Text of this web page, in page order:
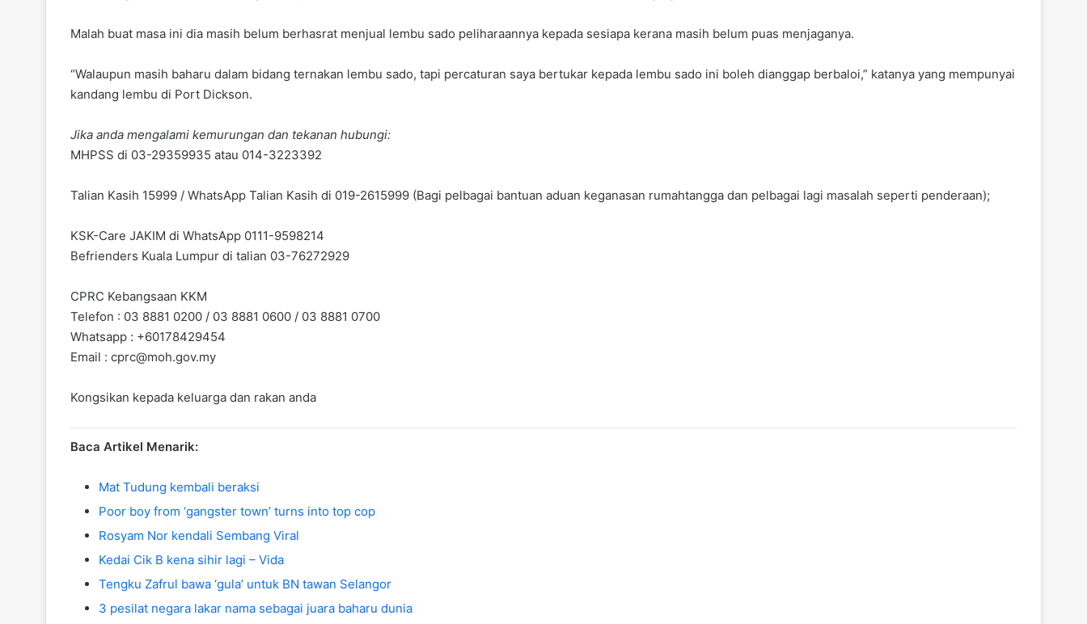
Malah buat masa ini dia masih belum berhasrat menjual lembu sado peliharaannya kepada sesiapa kerana masih belum puas menjaganya.
“Walaupun masih baharu dalam bidang ternakan lembu sado, tapi percaturan saya bertukar kepada lembu sado ini boleh dianggap berbaloi,” katanya yang mempunyai
kandang lembu di Port Dickson.
Jika anda mengalami kemurungan dan tekanan hubungi:
MHPSS di 03-29359935 atau 014-3223392
Talian Kasih 15999 / WhatsApp Talian Kasih di 019-2615999 (Bagi pelbagai bantuan aduan keganasan rumahtangga dan pelbagai lagi masalah seperti penderaan);
KSK-Care JAKIM di WhatsApp 0111-9598214
Befrienders Kuala Lumpur di talian 03-76272929
CPRC Kebangsaan KKM
Telefon : 03 8881 0200 / 03 8881 0600 / 03 8881 0700
Whatsapp : +60178429454
Email : cprc@moh.gov.my
Kongsikan kepada keluarga dan rakan anda
Baca Artikel Menarik:
Mat Tudung kembali beraksi
Poor boy from ‘gangster town’ turns into top cop
Rosyam Nor kendali Sembang Viral
Kedai Cik B kena sihir lagi – Vida
Tengku Zafrul bawa ‘gula’ untuk BN tawan Selangor
3 pesilat negara lakar nama sebagai juara baharu dunia